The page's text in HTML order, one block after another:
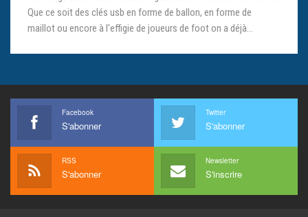
Que ce soit des clés usb en forme de ballon, en forme de
maillot ou encore à l'effigie de joueurs de foot on a déjà…
Facebook
S'abonner
Twitter
S'abonner
RSS
S'abonner
Newsletter
S'inscrire